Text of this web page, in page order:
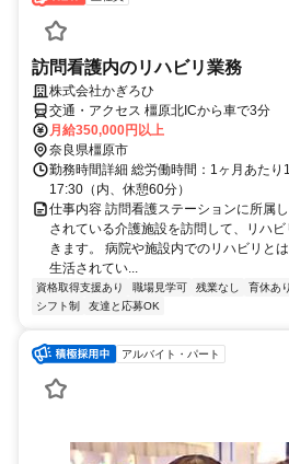
訪問看護内のリハビリ業務
株式会社かぎろひ
交通・アクセス 橿原北ICから車で3分
月給350,000円以上
奈良県橿原市
勤務時間詳細 総労働時間：1ヶ月あたり
17:30（内、休憩60分）
仕事内容 訪問看護ステーションに所属
されている介護施設を訪問して、リハ
きます。 病院や施設内でのリハビリと
生活されてい...
資格取得支援あり 職場見学可 残業なし 育休あり
シフト制
友達と応募OK
アルバイト・パート